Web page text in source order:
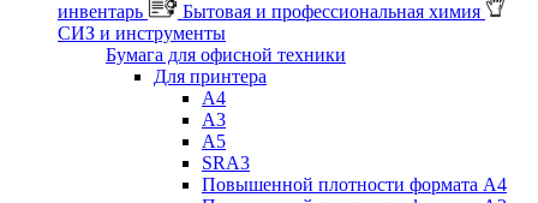
инвентарь
Бытовая и профессиональная химия
СИЗ и инструменты
Бумага для офисной техники
Для принтера
А4
А3
А5
SRA3
Повышенной плотности формата А4